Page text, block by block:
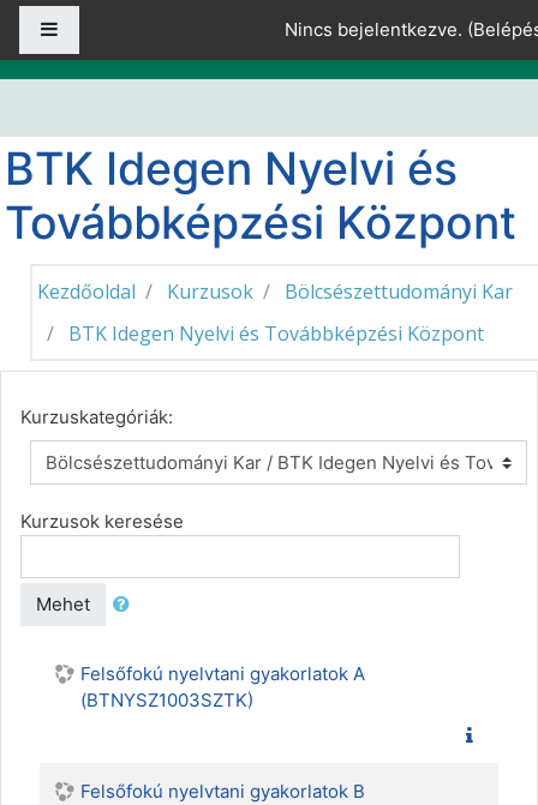
Tovább a fő tartalomhoz
Nincs bejelentkezve. (
BTK Idegen Nyelvi és
Továbbképzési Központ
Kezdőoldal Kurzusok
Bölcsészettudományi Kar
BTK Idegen Nyelvi és Továbbképzési Központ
Kurzuskategóriák:
Kurzusok keresése
Mehet
Felsőfokú nyelvtani gyakorlatok A
(BTNYSZ1003SZTK)
Felsőfokú nyelvtani gyakorlatok B